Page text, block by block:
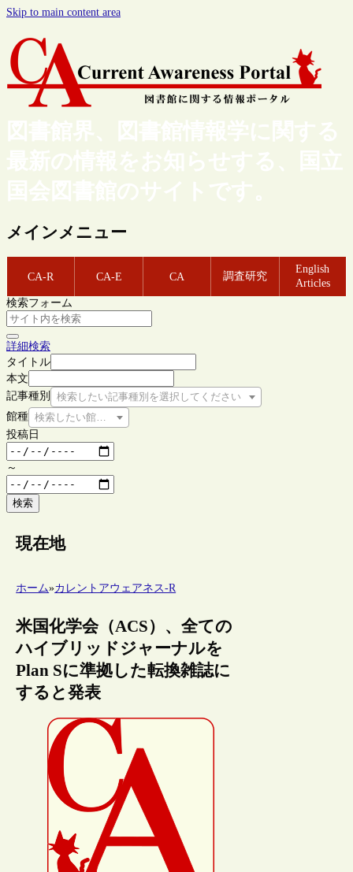
Skip to main content area
図書館界、図書館情報学に関する
最新の情報をお知らせする、国立
国会図書館のサイトです。
メインメニュー
CA-R CA-E CA 調査研究
English
Articles
検索フォーム
詳細検索
タイトル
本文
記事種別
検索したい記事種別を選択してください
館種 検索したい館種を選択してください
投稿日
～
検索
現在地
ホーム»カレントアウェアネス-R
米国化学会（ACS）、全ての
ハイブリッドジャーナルを
Plan Sに準拠した転換雑誌に
すると発表